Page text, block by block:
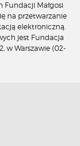
Fundacji Małgosi
na przetwarzanie
elektroniczną.
jest Fundacja
w Warszawie (02-